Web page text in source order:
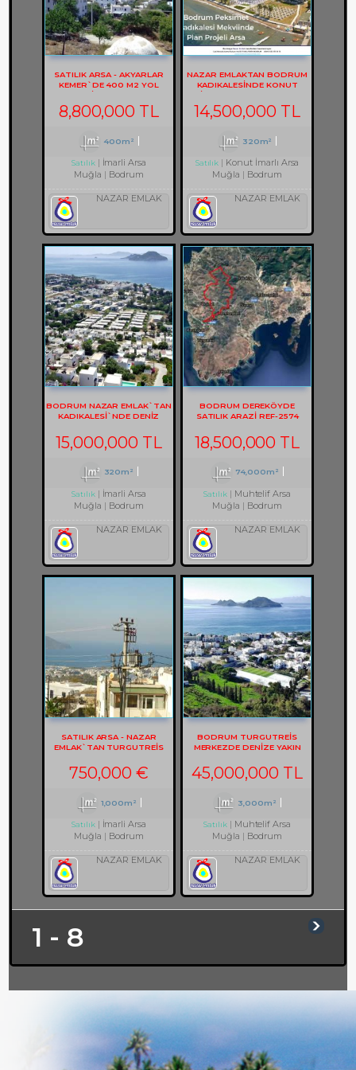
SATILIK ARSA - AKYARLAR
KEMER`DE 400 M2 YOL
CEPHELİ ARSA REF-2157
8,800,000 TL
400m²
Satılık
İmarli Arsa
Muğla
Bodrum
NAZAR EMLAK
NAZAR EMLAKTAN BODRUM
KADIKALESINDE KONUT
IMARLI ARSA REF-1353
14,500,000 TL
320m²
Satılık
Konut İmarlı Arsa
Muğla
Bodrum
NAZAR EMLAK
BODRUM NAZAR EMLAK`TAN
KADIKALESİ`NDE DENİZ
15,000,000 TL
320m²
Satılık
İmarli Arsa
Muğla
Bodrum
NAZAR EMLAK
BODRUM DEREKÖYDE
SATILIK ARAZİ REF-2574
18,500,000 TL
74,000m²
Satılık
Muhtelif Arsa
Muğla
Bodrum
NAZAR EMLAK
SATILIK ARSA - NAZAR
EMLAK`TAN TURGUTREIS
ARSA REF-2133
750,000 €
1,000m²
Satılık
İmarli Arsa
Muğla
Bodrum
NAZAR EMLAK
BODRUM TURGUTREİS
MERKEZDE DENİZE YAKIN
45,000,000 TL
3,000m²
Satılık
Muhtelif Arsa
Muğla
Bodrum
NAZAR EMLAK
1 - 8